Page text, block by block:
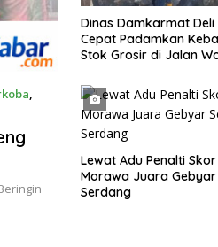
,
Dinas Damkarmat
Cepat Padamkan
Stok Grosir di Jalan
Lewat Adu Penalti
Morawa Juara Gebyar
Serdang